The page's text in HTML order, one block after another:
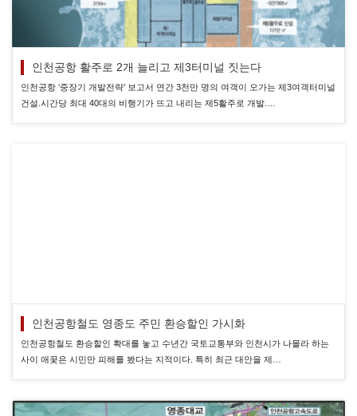
인천공항 활주로 2개 늘리고 제3터미널 짓는다
인천공항 ‘중장기 개발전략’ 보고서 연간 3천만 명의 여객이 오가는 제3여객터미널
건설.시간당 최대 40대의 비행기가 뜨고 내리는 제5활주로 개발.…
인천공항철도 영종도 주민 환승할인 가시화
인천공항철도 환승할인 확대를 놓고 수년간 국토교통부와 인천시가 나몰라 하는
사이 애꿎은 시민만 피해를 봤다는 지적이다. 특히 최근 대안을 제…